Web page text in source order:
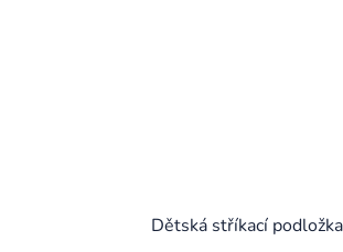
Dětská stříkací podložka